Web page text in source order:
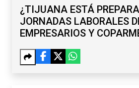
¿TIJUANA ESTÁ
JORNADAS LABORALES
EMPRESARIOS Y